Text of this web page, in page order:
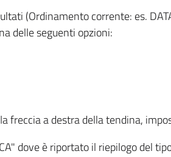
(Ordinamento corrente: es.
delle seguenti opzioni:
freccia a destra della tendina,
dove è riportato il riepilogo del